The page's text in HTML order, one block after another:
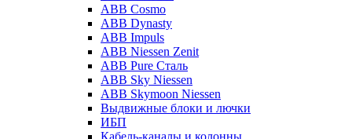
ABB Cosmo
ABB Dynasty
ABB Impuls
ABB Niessen Zenit
ABB Pure Сталь
ABB Sky Niessen
ABB Skymoon Niessen
Выдвижные блоки и лючки
ИБП
Кабель-каналы и колонны